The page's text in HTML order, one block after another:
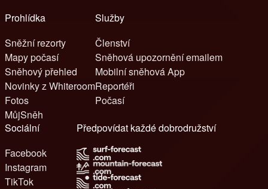
Prohlídka
Sněžní rezorty
Mapy počasí
Sněhový přehled
Novinky z Whiteroom
Fotos
MůjSněh
Služby
Členství
Sněhová upozornění emailem
Mobilní sněhová App
Reportéři
Počasí
Sociální
Facebook
Instagram
TikTok
Předpovídat každé dobrodružství